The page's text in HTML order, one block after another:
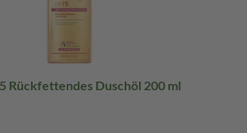
Rückfettendes Duschöl 200 ml